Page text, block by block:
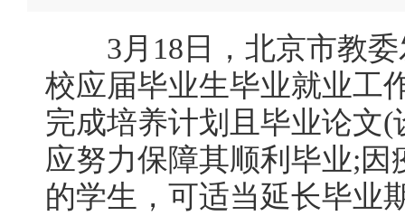
3月18日，北京市教委
校应届毕业生毕业就业工
完成培养计划且毕业论文
应努力保障其顺利毕业;
的学生，可适当延长毕业